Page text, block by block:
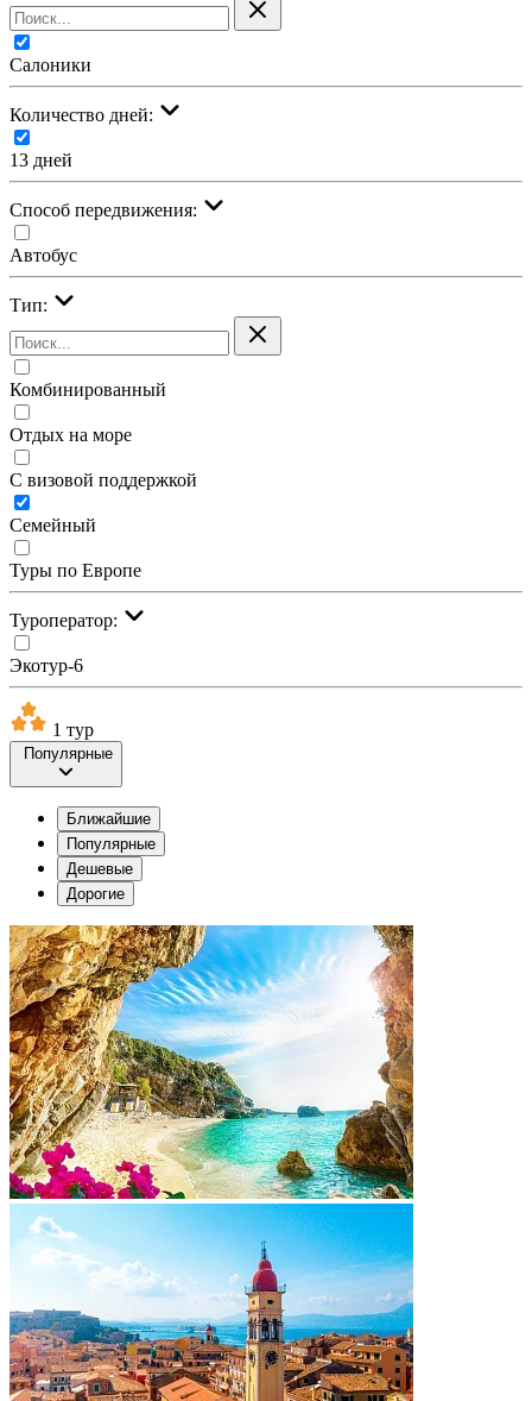
Салоники
Количество дней:
13 дней
Cпособ передвижения:
Автобус
Тип:
Комбинированный
Отдых на море
С визовой поддержкой
Семейный
Туры по Европе
Туроператор:
Экотур-6
1 тур
Популярные
Ближайшие
Популярные
Дешевые
Дорогие